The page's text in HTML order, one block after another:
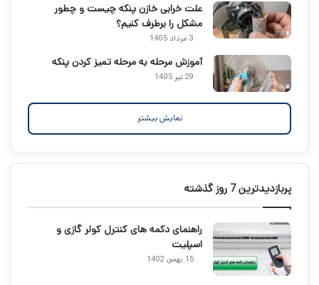
علت خرابی خازن پنکه چیست و چطور
مشکل را برطرف کنیم؟
3 مرداد 1405
آموزش مرحله به مرحله تمیز کردن پنکه
29 تیر 1405
نمایش بیشتر
پربازدیدترین 7 روز گذشته
راهنمای دکمه های کنترل کولر گازی و
اسپلیت
15 بهمن 1402